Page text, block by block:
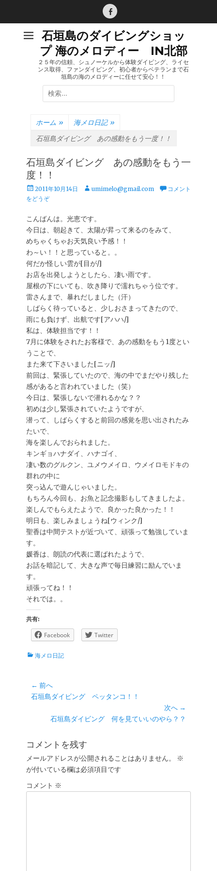
Facebook
石垣島のダイビングショッ
プ 海のメロディー IN北部
２５年の信頼、シュノーケルから体験ダイビング、ライセ
ンス取得、ファンダイビング、初心者からベテランまで石
垣島の海のメロディーに任せて安心！！
検
索:
ホーム » 海メロ日記 »
石垣島ダイビング あの感動をもう一度！！
石垣島ダイビング あの感動をもう一
度！！
投
稿
2011年10月14日
投 umimelo@gmail.com
コメント
をどうぞ
こんばんは。光恵です。
今日は、朝起きて、太陽が昇って来るのをみて、
めちゃくちゃお天気良い予感！！
わ～い！！と思っていると。。
何だか怪しい雲が[目が/]
お店を出発しようとしたら、凄い雨です。
屋根の下にいても、吹き降りで濡れちゃう位です。
雷さんまで、暴れだしました（汗）
しばらく待っていると、少しおさまってきたので、
雨にも負けず、出航です[アハハ/]
私は、体験担当です！！
7月に体験をされたお客様で、あの感動をもう1度とい
うことで、
また来て下さいました[ニッ/]
前回は、緊張していたので、海の中でまだやり残した
感があると言われていました（笑）
今日は、緊張しないで潜れるかな？？
初めは少し緊張されていたようですが、
潜って、しばらくすると前回の感覚を思い出されたみ
たいで、
海を楽しんでおられました。
キンギョハナダイ、ハナゴイ、
凄い数のグルクン、ユメウメイロ、ウメイロモドキの
群れの中に
突っ込んで遊んじゃいました。
もちろん今回も、お魚と記念撮影もしてきましたよ。
楽しんでもらえたようで、良かった良かった！！
明日も、楽しみましょうね[ウィンク/]
聖香は中間テストが近づいて、頑張って勉強していま
す。
媛香は、朗読の代表に選ばれたようで、
お話を暗記して、大きな声で毎日練習に励んでいま
す。
頑張ってね！！
それでは。。
共有:
Facebook Twitter
カ 海メロ日記
投
稿
ー
シ
ョ
ン
← 前へ
前
石垣島ダイビング ペッタンコ！！
次へ →
投
石垣島ダイビング 何を見ていいのやら？？
コメントを残す
メールアドレスが公開されることはありません。
※
が付いている欄は必須項目です
コメント ※